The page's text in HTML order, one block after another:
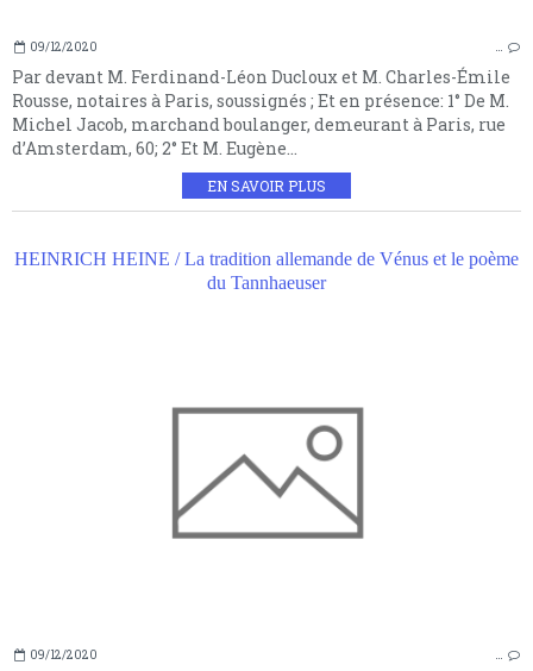
09/12/2020
Par devant M. Ferdinand-Léon Ducloux et M. Charles-Émile
Rousse, notaires à Paris, soussignés ; Et en présence: 1° De M.
Michel Jacob, marchand boulanger, demeurant à Paris, rue
d’Amsterdam, 60; 2° Et M. Eugène...
EN SAVOIR PLUS
HEINRICH HEINE / La tradition allemande de Vénus et le poème
du Tannhaeuser
09/12/2020 …